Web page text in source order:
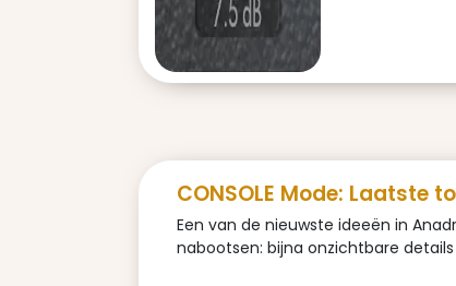
CONSOLE Mode: Laatste
Een van de nieuwste ideeën in
nabootsen: bijna onzichtbare